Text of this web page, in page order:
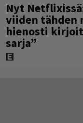
Nyt
viiden tähden
hienosti
sarja”